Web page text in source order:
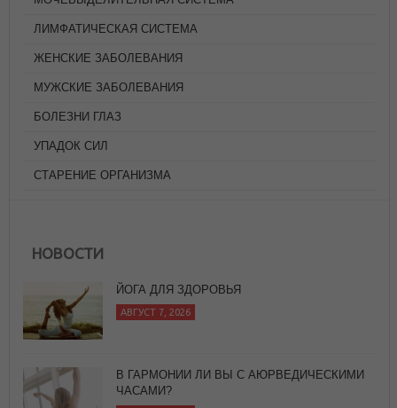
ЛИМФАТИЧЕСКАЯ СИСТЕМА
ЖЕНСКИЕ ЗАБОЛЕВАНИЯ
МУЖСКИЕ ЗАБОЛЕВАНИЯ
БОЛЕЗНИ ГЛАЗ
УПАДОК СИЛ
СТАРЕНИЕ ОРГАНИЗМА
НОВОСТИ
В ГАРМОНИИ ЛИ ВЫ С АЮРВЕДИЧЕСКИМИ
ЧАСАМИ?
СУП МИНЕСТРОНЕ (ВАРИАЦИЯ)